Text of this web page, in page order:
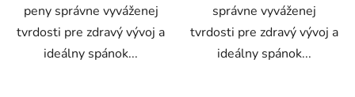
peny správne vyváženej
tvrdosti pre zdravý vývoj a
ideálny spánok...
správne vyváženej
tvrdosti pre zdravý vývoj a
ideálny spánok...